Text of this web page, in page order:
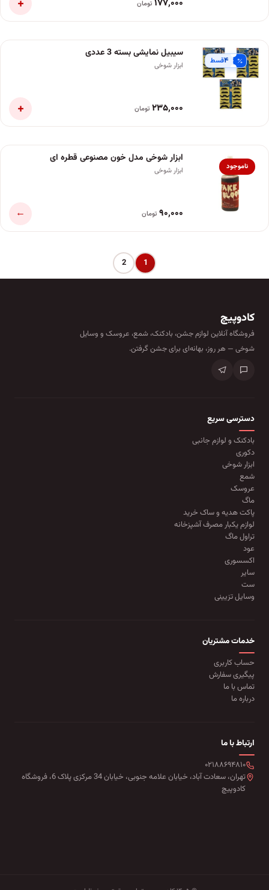
۱۷۷٬۰۰۰ تومان
۴قسط
سیبیل نمایشی بسته 3 عددی
ابزار شوخی
۲۳۵٬۰۰۰ تومان +
ناموجود
ابزار شوخی مدل خون مصنوعی قطره ای
ابزار شوخی
۹۰٬۰۰۰ تومان ←
1
2
کادوپیچ
فروشگاه آنلاین لوازم جشن، بادکنک، شمع، عروسک و وسایل
شوخی — هر روز، بهانه‌ای برای جشن گرفتن.
دسترسی سریع
بادکنک و لوازم جانبی
دکوری
ابزار شوخی
شمع
عروسک
ماگ
پاکت هدیه و ساک خرید
لوازم یکبار مصرف آشپزخانه
تراول ماگ
عود
اکسسوری
سایر
ست
وسایل تزیینی
خدمات مشتریان
حساب کاربری
پیگیری سفارش
تماس با ما
درباره ما
ارتباط با ما
۰۲۱۸۸۶۹۴۸۱۰
تهران، سعادت آباد، خیابان علامه جنوبی، خیابان 34 مرکزی پلاک 6، فروشگاه
کادوپیچ